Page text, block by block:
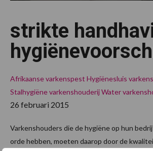
strikte
Afrikaanse varkenspest Hygiënesluis
Stalhygiëne varkenshouderijWater
26 februari 2015
Varkenshouders die de hygiëne op hun
orde hebben, moeten daarop door de